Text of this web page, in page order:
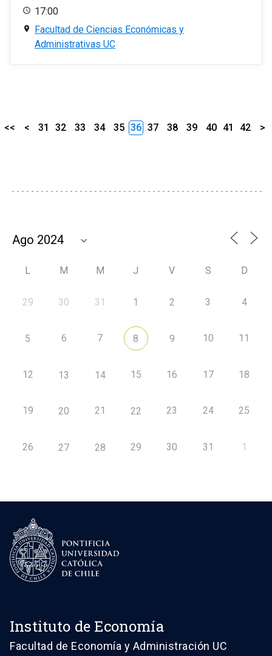
17:00
Facultad de Ciencias Económicas y
Administrativas UC
<< < 31 32 33 34 35 36 37 38 39 40 41 42 >
L M M J V S D
29 30 31 1 2 3 4
5 6 7 8 9 10 11
12 13 14 15 16 17 18
19 20 21 22 23 24 25
26 27 28 29 30 31 1
Instituto de Economía
Facultad de Economía y Administración UC